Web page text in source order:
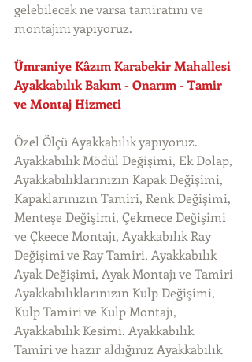
gelebilecek ne varsa tamiratını ve
montajını yapıyoruz.
Ümraniye Kâzım Karabekir Mahallesi
Ayakkabılık Bakım - Onarım - Tamir
ve Montaj Hizmeti
Özel Ölçü Ayakkabılık yapıyoruz.
Ayakkabılık Mödül Değişimi, Ek Dolap,
Ayakkabılıklarınızın Kapak Değişimi,
Kapaklarınızın Tamiri, Renk Değişimi,
Menteşe Değişimi, Çekmece Değişimi
ve Çkeece Montajı, Ayakkabılık Ray
Değişimi ve Ray Tamiri, Ayakkabılık
Ayak Değişimi, Ayak Montajı ve Tamiri
Ayakkabılıklarınızın Kulp Değişimi,
Kulp Tamiri ve Kulp Montajı,
Ayakkabılık Kesimi. Ayakkabılık
Tamiri ve hazır aldığınız Ayakkabılık